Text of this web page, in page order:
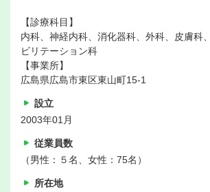
【診療科目】
内科、神経内科、消化器科、外科、皮膚科
ビリテーション科
【事業所】
広島県広島市東区東山町15-1
設立
2003年01月
従業員数
（男性：５名、女性：75名）
所在地